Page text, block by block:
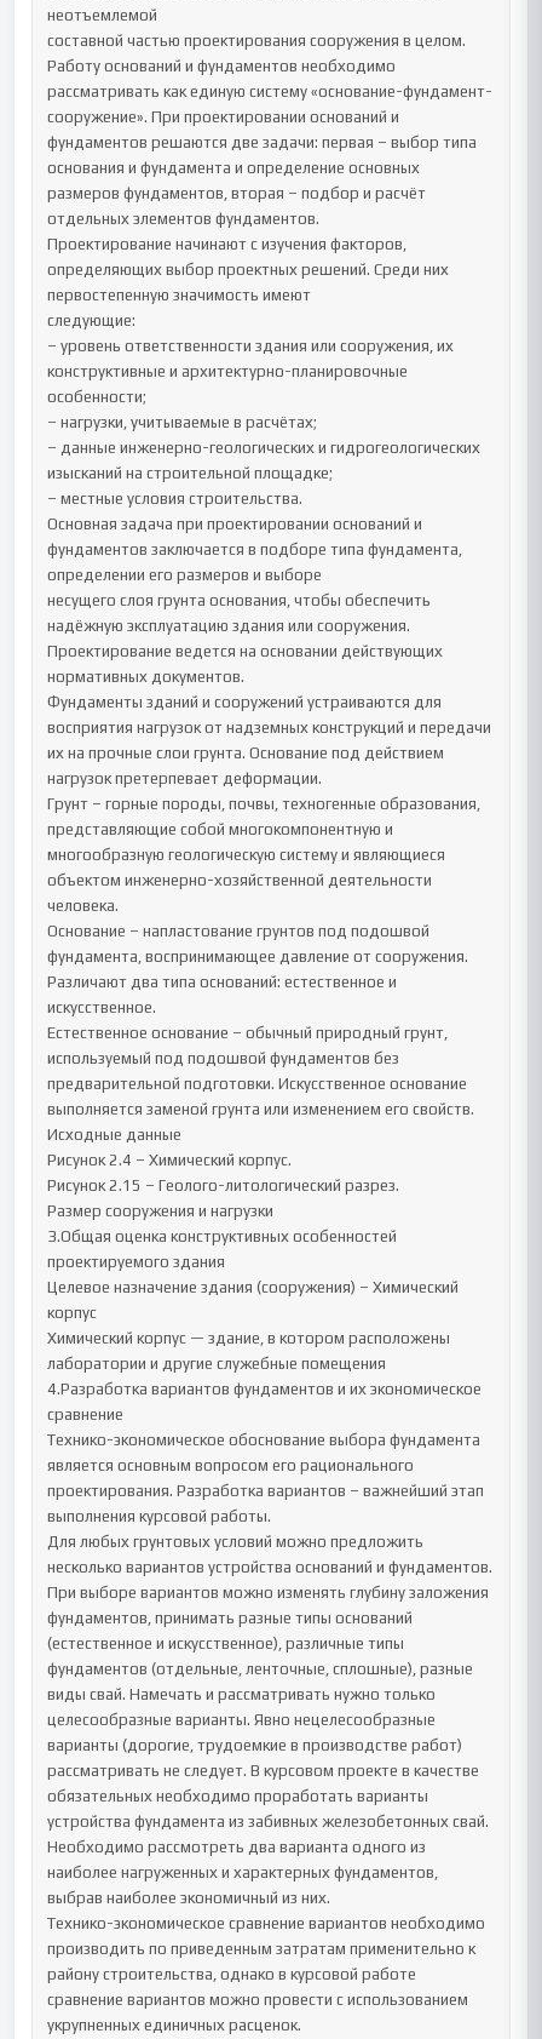
неотъемлемой
составной частью проектирования сооружения в целом.
Работу оснований и фундаментов необходимо
рассматривать как единую систему «основание-фундамент-
сооружение». При проектировании оснований и
фундаментов решаются две задачи: первая – выбор типа
основания и фундамента и определение основных
размеров фундаментов, вторая – подбор и расчёт
отдельных элементов фундаментов.
Проектирование начинают с изучения факторов,
определяющих выбор проектных решений. Среди них
первостепенную значимость имеют
следующие:
– уровень ответственности здания или сооружения, их
конструктивные и архитектурно-планировочные
особенности;
– нагрузки, учитываемые в расчётах;
– данные инженерно-геологических и гидрогеологических
изысканий на строительной площадке;
– местные условия строительства.
Основная задача при проектировании оснований и
фундаментов заключается в подборе типа фундамента,
определении его размеров и выборе
несущего слоя грунта основания, чтобы обеспечить
надёжную эксплуатацию здания или сооружения.
Проектирование ведется на основании действующих
нормативных документов.
Фундаменты зданий и сооружений устраиваются для
восприятия нагрузок от надземных конструкций и передачи
их на прочные слои грунта. Основание под действием
нагрузок претерпевает деформации.
Грунт – горные породы, почвы, техногенные образования,
представляющие собой многокомпонентную и
многообразную геологическую систему и являющиеся
объектом инженерно-хозяйственной деятельности
человека.
Основание – напластование грунтов под подошвой
фундамента, воспринимающее давление от сооружения.
Различают два типа оснований: естественное и
искусственное.
Естественное основание – обычный природный грунт,
используемый под подошвой фундаментов без
предварительной подготовки. Искусственное основание
выполняется заменой грунта или изменением его свойств.
Исходные данные
Рисунок 2.4 – Химический корпус.
Рисунок 2.15 – Геолого-литологический разрез.
Размер сооружения и нагрузки
3.Общая оценка конструктивных особенностей
проектируемого здания
Целевое назначение здания (сооружения) – Химический
корпус
Химический корпус — здание, в котором расположены
лаборатории и другие служебные помещения
4.Разработка вариантов фундаментов и их экономическое
сравнение
Технико-экономическое обоснование выбора фундамента
является основным вопросом его рационального
проектирования. Разработка вариантов – важнейший этап
выполнения курсовой работы.
Для любых грунтовых условий можно предложить
несколько вариантов устройства оснований и фундаментов.
При выборе вариантов можно изменять глубину заложения
фундаментов, принимать разные типы оснований
(естественное и искусственное), различные типы
фундаментов (отдельные, ленточные, сплошные), разные
виды свай. Намечать и рассматривать нужно только
целесообразные варианты. Явно нецелесообразные
варианты (дорогие, трудоемкие в производстве работ)
рассматривать не следует. В курсовом проекте в качестве
обязательных необходимо проработать варианты
устройства фундамента из забивных железобетонных свай.
Необходимо рассмотреть два варианта одного из
наиболее нагруженных и характерных фундаментов,
выбрав наиболее экономичный из них.
Технико-экономическое сравнение вариантов необходимо
производить по приведенным затратам применительно к
району строительства, однако в курсовой работе
сравнение вариантов можно провести с использованием
укрупненных единичных расценок.